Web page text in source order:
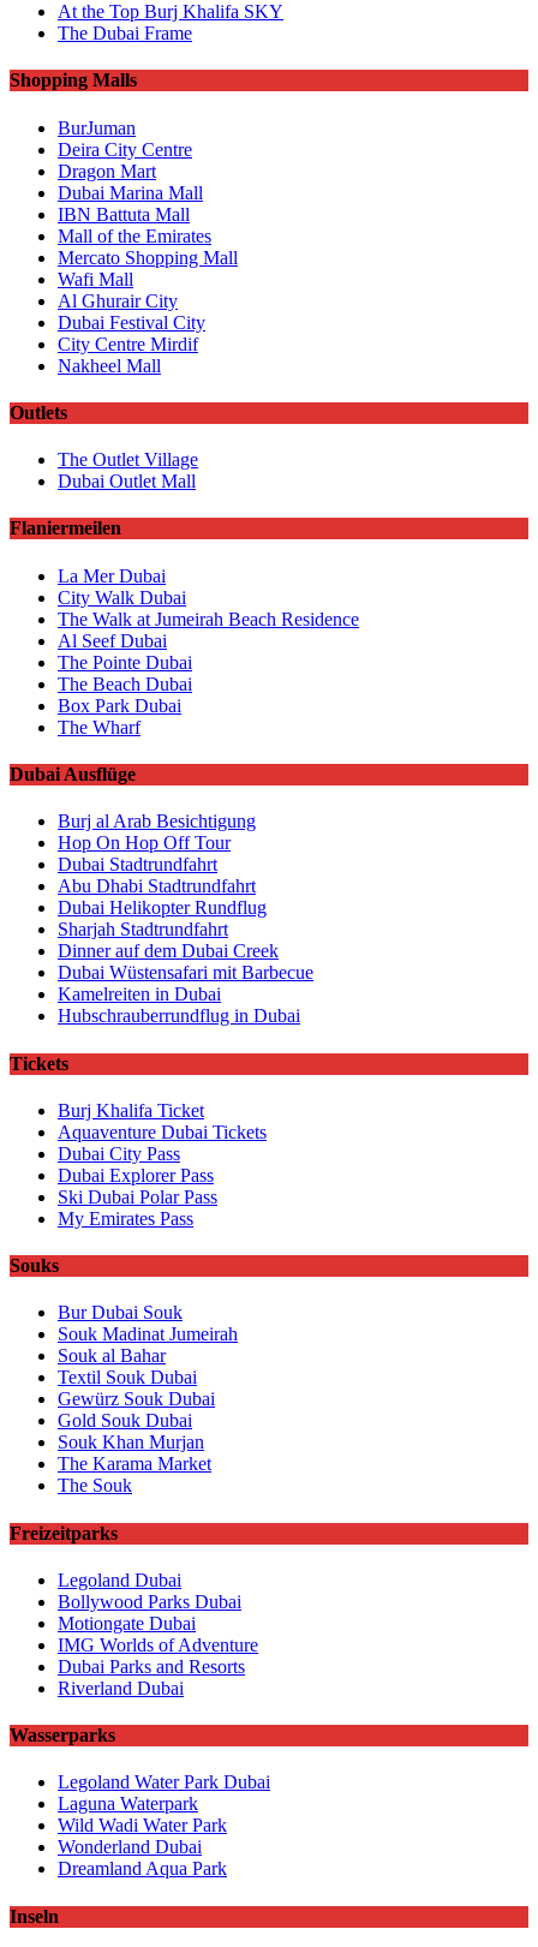
At the Top Burj Khalifa SKY
The Dubai Frame
Shopping Malls
BurJuman
Deira City Centre
Dragon Mart
Dubai Marina Mall
IBN Battuta Mall
Mall of the Emirates
Mercato Shopping Mall
Wafi Mall
Al Ghurair City
Dubai Festival City
City Centre Mirdif
Nakheel Mall
Outlets
The Outlet Village
Dubai Outlet Mall
Flaniermeilen
La Mer Dubai
City Walk Dubai
The Walk at Jumeirah Beach Residence
Al Seef Dubai
The Pointe Dubai
The Beach Dubai
Box Park Dubai
The Wharf
Dubai Ausflüge
Burj al Arab Besichtigung
Hop On Hop Off Tour
Dubai Stadtrundfahrt
Abu Dhabi Stadtrundfahrt
Dubai Helikopter Rundflug
Sharjah Stadtrundfahrt
Dinner auf dem Dubai Creek
Dubai Wüstensafari mit Barbecue
Kamelreiten in Dubai
Hubschrauberrundflug in Dubai
Tickets
Burj Khalifa Ticket
Aquaventure Dubai Tickets
Dubai City Pass
Dubai Explorer Pass
Ski Dubai Polar Pass
My Emirates Pass
Souks
Bur Dubai Souk
Souk Madinat Jumeirah
Souk al Bahar
Textil Souk Dubai
Gewürz Souk Dubai
Gold Souk Dubai
Souk Khan Murjan
The Karama Market
The Souk
Freizeitparks
Legoland Dubai
Bollywood Parks Dubai
Motiongate Dubai
IMG Worlds of Adventure
Dubai Parks and Resorts
Riverland Dubai
Wasserparks
Legoland Water Park Dubai
Laguna Waterpark
Wild Wadi Water Park
Wonderland Dubai
Dreamland Aqua Park
Inseln